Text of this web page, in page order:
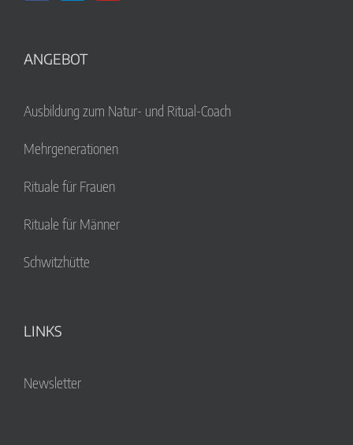
ANGEBOT
Ausbildung zum Natur- und Ritual-Coach
Mehrgenerationen
Rituale für Frauen
Rituale für Männer
Schwitzhütte
LINKS
Newsletter